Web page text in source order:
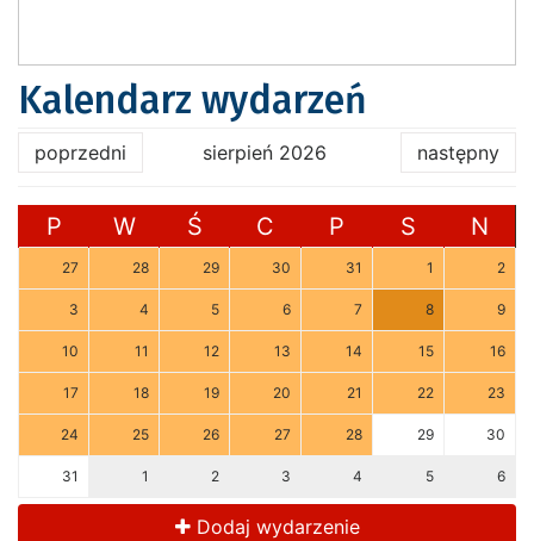
Kalendarz wydarzeń
poprzedni sierpień 2026 następny
P W Ś C P S N
27 28 29 30 31 1 2
3 4 5 6 7 8 9
10 11 12 13 14 15 16
17 18 19 20 21 22 23
24 25 26 27 28 29 30
31 1 2 3 4 5 6
Dodaj wydarzenie